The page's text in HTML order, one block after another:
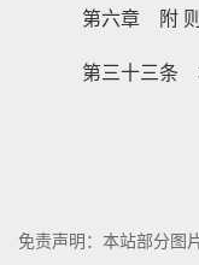
第六章 附 则
第三十三条
免责声明：本站部分图